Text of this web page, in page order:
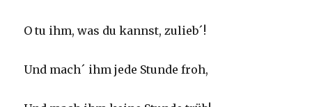
O tu ihm, was du kannst, zulieb´!
Und mach´ ihm jede Stunde froh,